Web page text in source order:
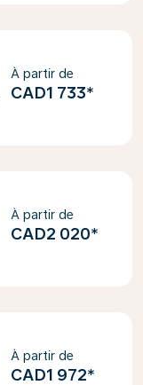
À partir de
CAD1 733*
À partir de
CAD2 020*
À partir de
CAD1 972*